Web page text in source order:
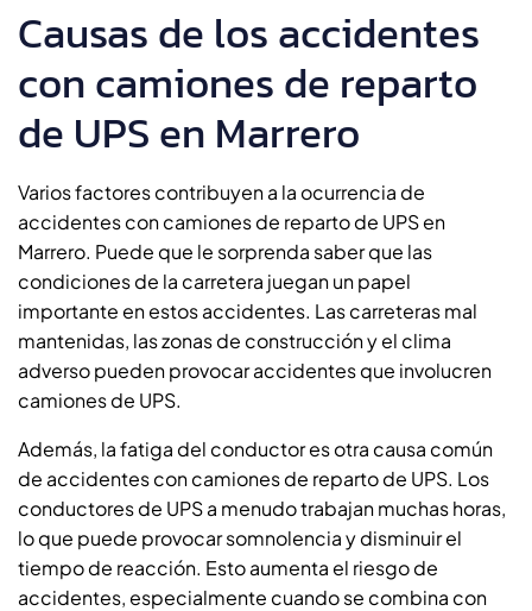
Causas de los accidentes
con camiones de reparto
de UPS en Marrero
Varios factores contribuyen a la ocurrencia de
accidentes con camiones de reparto de UPS en
Marrero. Puede que le sorprenda saber que las
condiciones de la carretera juegan un papel
importante en estos accidentes. Las carreteras mal
mantenidas, las zonas de construcción y el clima
adverso pueden provocar accidentes que involucren
camiones de UPS.
Además, la fatiga del conductor es otra causa común
de accidentes con camiones de reparto de UPS. Los
conductores de UPS a menudo trabajan muchas horas,
lo que puede provocar somnolencia y disminuir el
tiempo de reacción. Esto aumenta el riesgo de
accidentes, especialmente cuando se combina con